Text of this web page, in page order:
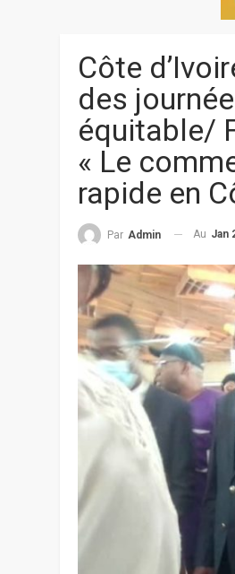
Côte
des
équitable/
« Le
rapide en
Par Admin Au Jan